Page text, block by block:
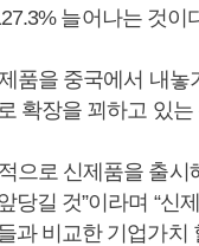
늘어나는 것이
품을 중국에서 내
확장을 꾀하고 있
으로 신제품을 출
당길 것”이라며 “신
과 비교한 기업가